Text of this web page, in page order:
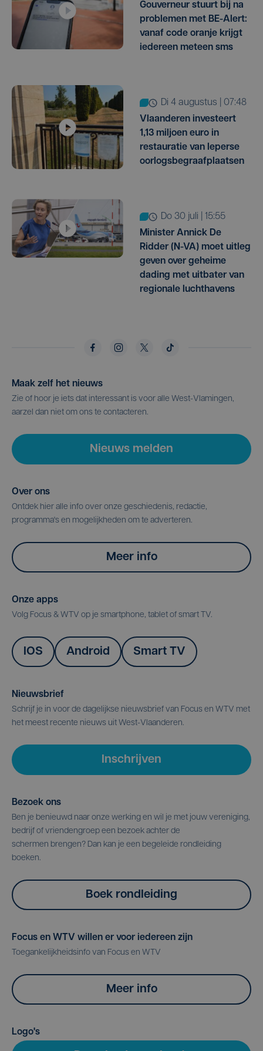
Gouverneur stuurt bij na
problemen met BE-Alert:
vanaf code oranje krijgt
iedereen meteen sms
di 4 augustus | 07:48
Vlaanderen investeert
1,13 miljoen euro in
restauratie van Ieperse
oorlogsbegraafplaatsen
do 30 juli | 15:55
Minister Annick De
Ridder (N-VA) moet uitleg
geven over geheime
dading met uitbater van
regionale luchthavens
Maak zelf het nieuws
Zie of hoor je iets dat interessant is voor alle West-Vlamingen,
aarzel dan niet om ons te contacteren.
Nieuws melden
Over ons
Ontdek hier alle info over onze geschiedenis, redactie,
programma's en mogelijkheden om te adverteren.
Meer info
Onze apps
Volg Focus & WTV op je smartphone, tablet of smart TV.
IOS Android Smart TV
Nieuwsbrief
Schrijf je in voor de dagelijkse nieuwsbrief van Focus en WTV met
het meest recente nieuws uit West-Vlaanderen.
Inschrijven
Bezoek ons
Ben je benieuwd naar onze werking en wil je met jouw vereniging,
bedrijf of vriendengroep een bezoek achter de
schermen brengen? Dan kan je een begeleide rondleiding
boeken.
Boek rondleiding
Focus en WTV willen er voor iedereen zijn
Toegankelijkheidsinfo van Focus en WTV
Meer info
Logo's